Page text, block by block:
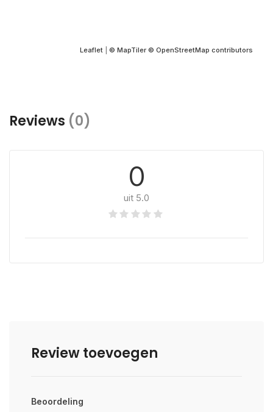
Leaflet © MapTiler © OpenStreetMap contributors
Reviews (0)
0
uit 5.0
Review toevoegen
Beoordeling